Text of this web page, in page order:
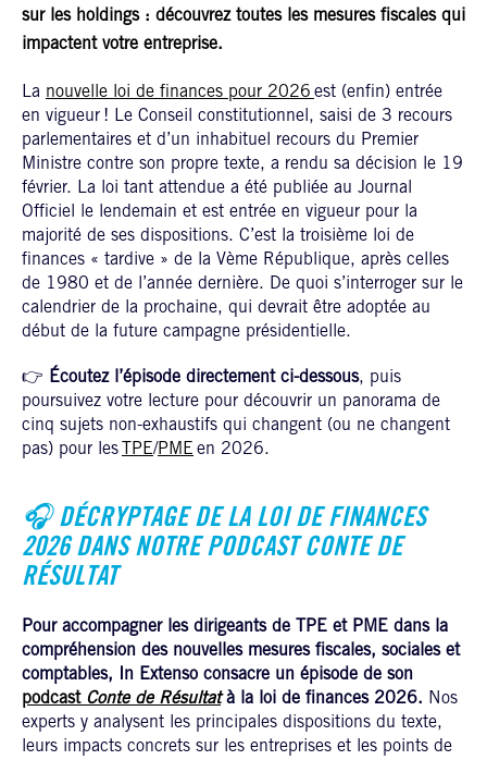
sur les holdings : découvrez toutes les mesures fiscales qui
impactent votre entreprise.
La nouvelle loi de finances pour 2026 est (enfin) entrée
en vigueur ! Le Conseil constitutionnel, saisi de 3 recours
parlementaires et d’un inhabituel recours du Premier
Ministre contre son propre texte, a rendu sa décision le 19
février. La loi tant attendue a été publiée au Journal
Officiel le lendemain et est entrée en vigueur pour la
majorité de ses dispositions. C’est la troisième loi de
finances « tardive » de la Vème République, après celles
de 1980 et de l’année dernière. De quoi s’interroger sur le
calendrier de la prochaine, qui devrait être adoptée au
début de la future campagne présidentielle.
👉 Écoutez l’épisode directement ci‑dessous, puis
poursuivez votre lecture pour découvrir un panorama de
cinq sujets non-exhaustifs qui changent (ou ne changent
pas) pour les
TPE/PME en 2026.
🎧 DÉCRYPTAGE DE LA LOI DE FINANCES
2026 DANS NOTRE PODCAST CONTE DE
RÉSULTAT
Pour accompagner les dirigeants de TPE et PME dans la
compréhension des nouvelles mesures fiscales, sociales et
comptables, In Extenso consacre un épisode de son
podcast Conte de Résultatà la loi de finances 2026. Nos
experts y analysent les principales dispositions du texte,
leurs impacts concrets sur les entreprises et les points de